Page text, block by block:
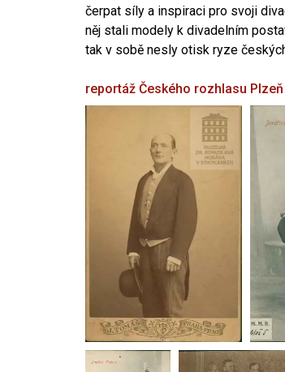
čerpat síly a inspiraci pro svoji
něj stali modely k divadelním
tak v sobě nesly otisk ryze
reportáž Českého rozhlasu Plzeň